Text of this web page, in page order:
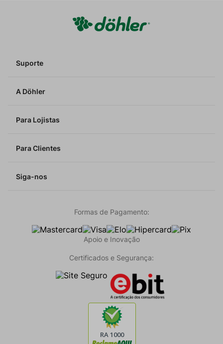
Suporte
A Döhler
Para Lojistas
Para Clientes
Siga-nos
Formas de Pagamento:
Apoio e Inovação
Certificados e Segurança: